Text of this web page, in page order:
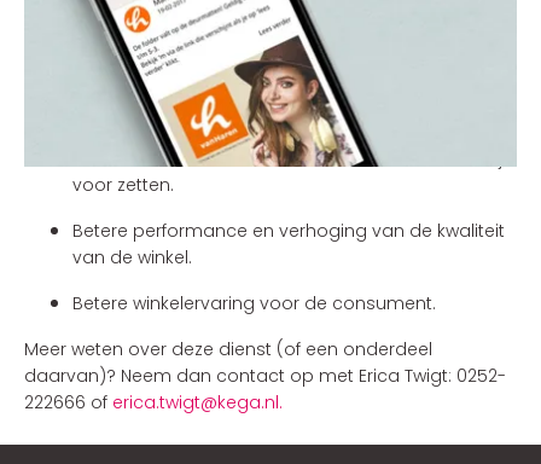
bijvoorbeeld wel eens gerealiseerd dat de winst van de
winkelwedstrijd voor het hoofdkantoor eigenlijk zit bij de
verliezers/afvallers?
De belangrijkste resultaten van de Winkelwedstrijd zijn:
Gemotiveerde medewerkers die hun beste beentje
voor zetten.
Betere performance en verhoging van de kwaliteit
van de winkel.
Betere winkelervaring voor de consument.
Meer weten over deze dienst (of een onderdeel
daarvan)? Neem dan contact op met Erica Twigt: 0252-
222666 of erica.twigt@kega.nl.